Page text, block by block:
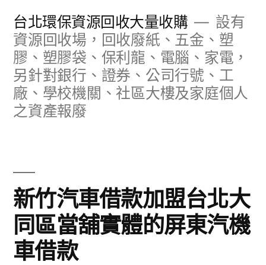
台北環保資源回收大量收購
設有
資源回收場，回收廢紙、五金、塑
膠、塑膠袋、保利龍、電腦、家電，
另針對銀行、證券、公司行號、工
廠、學校機關、社區大樓及家庭個人
之資產報廢
新竹汽車借款加盟台北大
同區當舖實體的屏東汽機
車借款